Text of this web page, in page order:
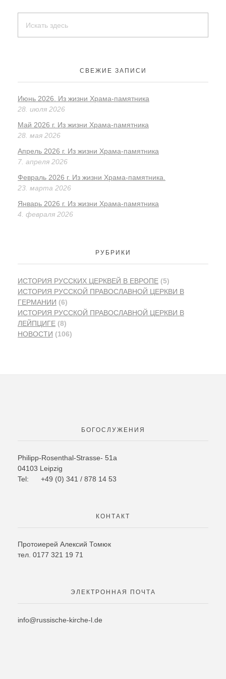
o
k
ss
ki
ть
СВЕЖИЕ ЗАПИСИ
Июнь 2026. Из жизни Храма-памятника
28. июля 2026
Май 2026 г. Из жизни Храма-памятника
28. мая 2026
Апрель 2026 г. Из жизни Храма-памятника
7. апреля 2026
Февраль 2026 г. Из жизни Храма-памятника.
23. марта 2026
Январь 2026 г. Из жизни Храма-памятника
4. февраля 2026
РУБРИКИ
ИСТОРИЯ PУССКИХ ЦЕРКВЕЙ В ЕВРОПЕ (5)
ИСТОРИЯ РУССКОЙ ПРАВОСЛАВНОЙ ЦЕРКВИ В
ГЕРМАНИИ (6)
ИСТОРИЯ РУССКОЙ ПРАВОСЛАВНОЙ ЦЕРКВИ В
ЛЕЙПЦИГЕ (8)
НОВОСТИ (106)
БОГОСЛУЖЕНИЯ
Philipp-Rosenthal-Strasse- 51a
04103 Leipzig
Tel: +49 (0) 341 / 878 14 53
КОНТАКТ
Протоиерей Алексий Томюк
тел. 0177 321 19 71
ЭЛЕКТРОННАЯ ПОЧТА
info@russische-kirche-l.de